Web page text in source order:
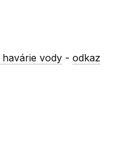
havárie vody -odkaz